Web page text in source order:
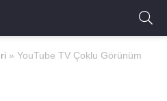
» YouTube TV Çoklu Görünüm